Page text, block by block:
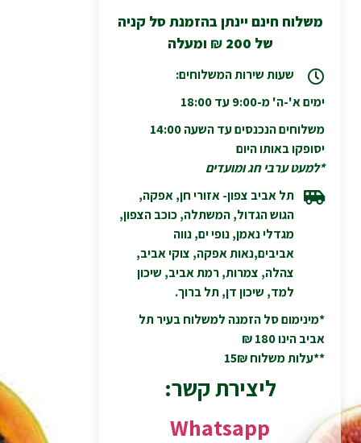
משלוח חינם יינתן בהזמנת סל קניה
של 200
₪ ומעלה
שעות שירות המשלוחים:
ימים א'-ה' מ-9:00 עד 18:00
משלוחים הנכנסים עד השעה 14:00
יסופקו באותו היום
*למעט ערבי חג ומועדים
תל אביב צפון- אזורי חן, אפקה,
הגוש הגדול, המשתלה, כוכב הצפון,
מגדלי נאמן, נופי ים, נווה
אביבים,נאות אפקה, צוקי אביב,
צהלה, צמרות, רמת אביב, שיכון
למד, שיכון דן, תל ברוך.
*מינימום סל הזמנה למשלוח בעיר תל
אביב הינו 180 ₪
**עלות משלוח 15₪
ליצירת קשר:
Whatsapp